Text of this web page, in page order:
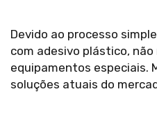
Devido ao processo
com adesivo plástico,
equipamentos especiais.
soluções atuais do